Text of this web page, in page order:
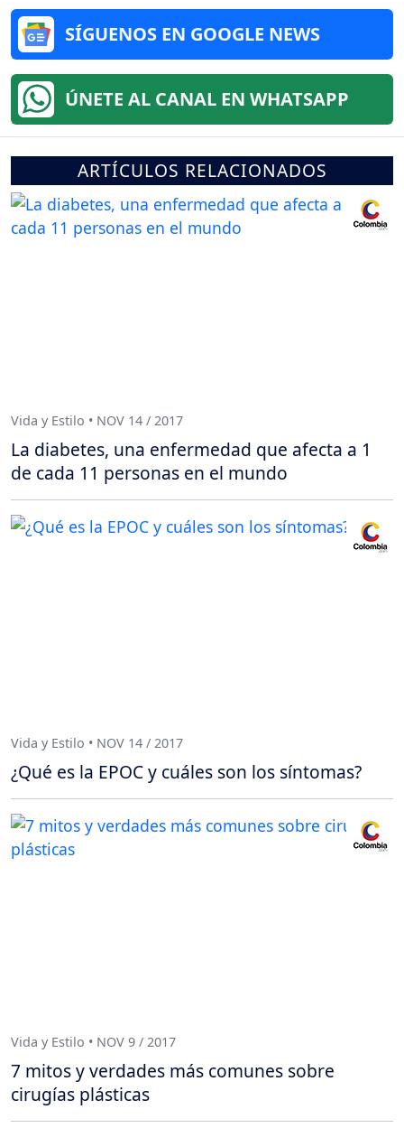
SÍGUENOS EN GOOGLE NEWS
ÚNETE AL CANAL EN WHATSAPP
ARTÍCULOS RELACIONADOS
Vida y Estilo • NOV 14 / 2017
La diabetes, una enfermedad que afecta a 1
de cada 11 personas en el mundo
Vida y Estilo • NOV 14 / 2017
¿Qué es la EPOC y cuáles son los síntomas?
Vida y Estilo • NOV 9 / 2017
7 mitos y verdades más comunes sobre
cirugías plásticas